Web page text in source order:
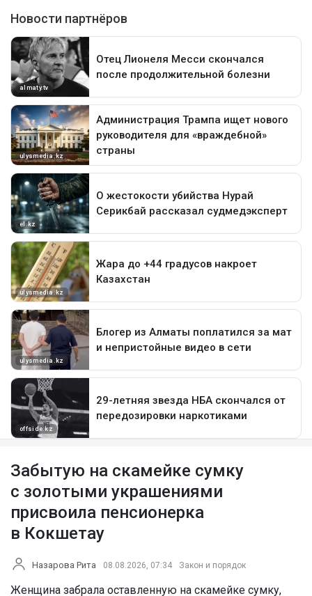
Забытую на скамейке сумку
с золотыми украшениями
присвоила пенсионерка
в Кокшетау
Назарова Рита 08.08.2026, 07:34 Закон и порядок
Женщина забрала оставленную на скамейке сумку,